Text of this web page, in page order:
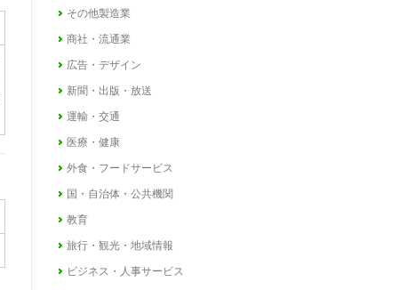
その他製造業
商社・流通業
広告・デザイン
新聞・出版・放送
運輸・交通
医療・健康
外食・フードサービス
国・自治体・公共機関
教育
旅行・観光・地域情報
ビジネス・人事サービス